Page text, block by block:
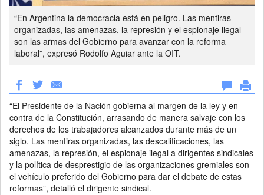
“En Argentina la democracia está en peligro. Las mentiras
organizadas, las amenazas, la represión y el espionaje ilegal
son las armas del Gobierno para avanzar con la reforma
laboral”, expresó Rodolfo Aguiar ante la OIT.
“El Presidente de la Nación gobierna al margen de la ley y en
contra de la Constitución, arrasando de manera salvaje con los
derechos de los trabajadores alcanzados durante más de un
siglo. Las mentiras organizadas, las descalificaciones, las
amenazas, la represión, el espionaje ilegal a dirigentes sindicales
y la política de desprestigio de las organizaciones gremiales son
el vehículo preferido del Gobierno para dar el debate de estas
reformas”, detalló el dirigente sindical.